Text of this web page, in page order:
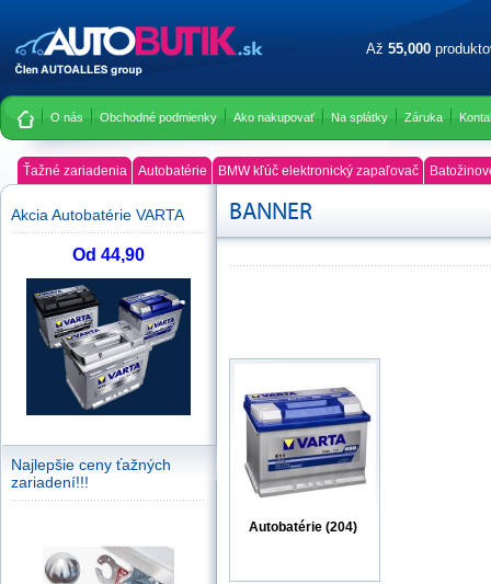
Až 55,000
O nás Obchodné podmienky Ako nakupovať Na splátky Záruka
Ťažné zariadenia Autobatérie BMW kľúč elektronický zapaľovač
Akcia Autobatérie VARTA
Od 44,90
Najlepšie ceny ťažných
zariadení!!!
BANNER
Autobatérie (204)